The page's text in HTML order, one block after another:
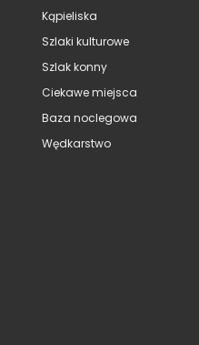
Kąpieliska
Szlaki kulturowe
Szlak konny
Ciekawe miejsca
Baza noclegowa
Wędkarstwo